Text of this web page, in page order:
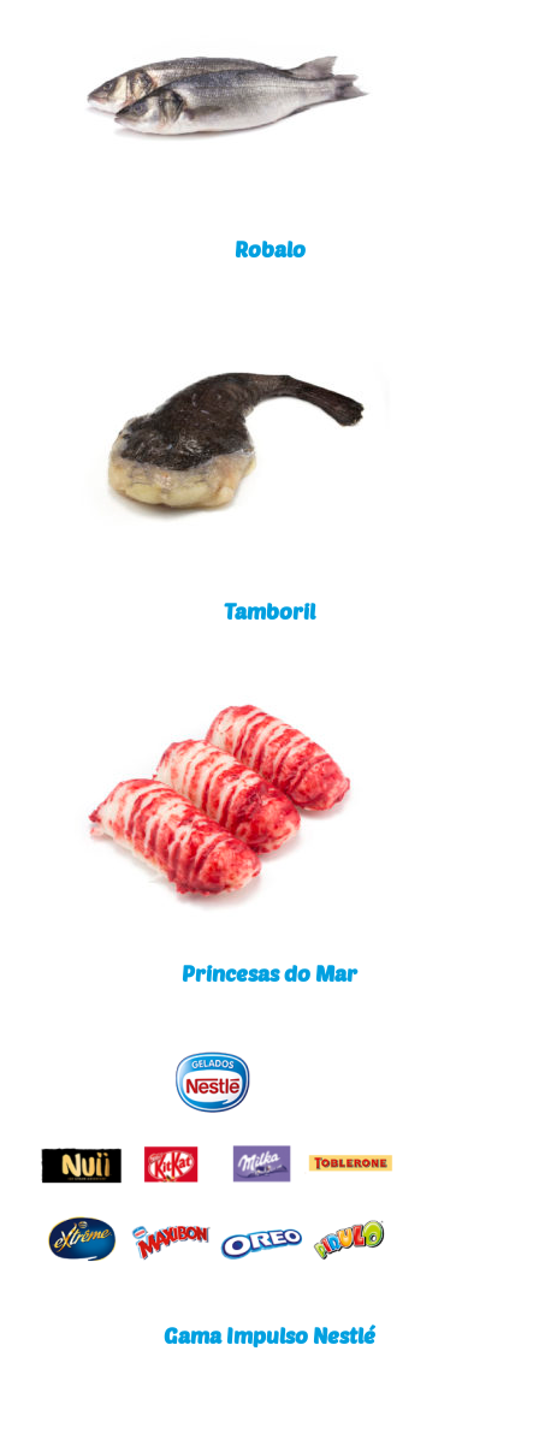
Robalo
Robalo
Tamboril
Tamboril
Princesas do Mar
Princesas do Mar
Gama Impulso Nestlé
Gama Impulso Nestlé